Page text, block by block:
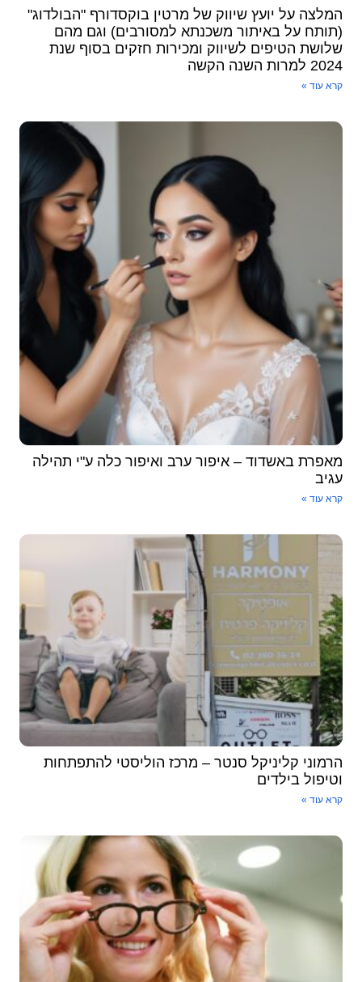
המלצה על יועץ שיווק של מרטין בוקסדורף "הבולדוג"
(תותח על באיתור משכנתא למסורבים) וגם מהם
שלושת הטיפים לשיווק ומכירות ​חזקים בסוף שנת
2024 למרות השנה הקשה
קרא עוד »
מאפרת באשדוד – איפור ערב ואיפור כלה ע"י תהילה
עגיב
קרא עוד »
הרמוני קליניקל סנטר – מרכז הוליסטי להתפתחות
וטיפול בילדים
קרא עוד »